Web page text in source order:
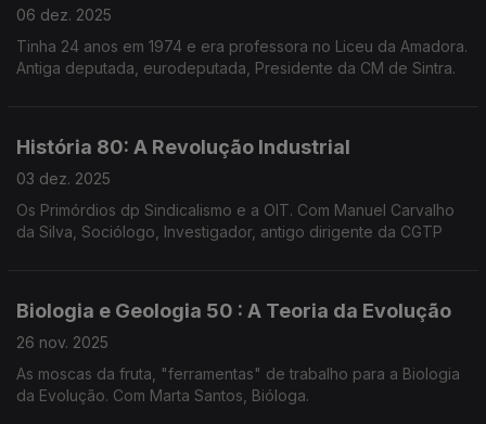
06 dez. 2025
Tinha 24 anos em 1974 e era professora no Liceu da Amadora.
Antiga deputada, eurodeputada, Presidente da CM de Sintra.
História 80: A Revolução Industrial
03 dez. 2025
Os Primórdios dp Sindicalismo e a OIT. Com Manuel Carvalho
da Silva, Sociólogo, Investigador, antigo dirigente da CGTP
Biologia e Geologia 50 : A Teoria da Evolução
26 nov. 2025
As moscas da fruta, "ferramentas" de trabalho para a Biologia
da Evolução. Com Marta Santos, Bióloga.